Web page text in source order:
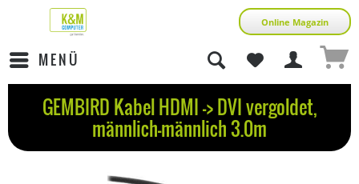
Online Magazin
MENÜ
GEMBIRD Kabel HDMI -> DVI vergoldet,
männlich-männlich 3.0m